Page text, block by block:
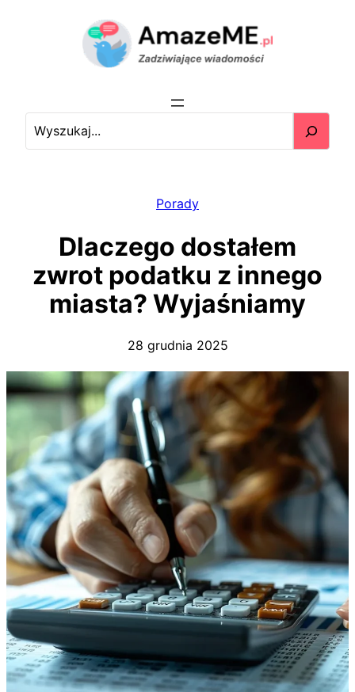
Porady
Dlaczego dostałem
zwrot podatku z innego
miasta? Wyjaśniamy
28 grudnia 2025